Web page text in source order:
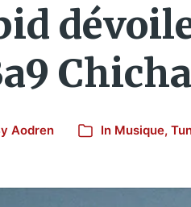
Aodren In Musique,